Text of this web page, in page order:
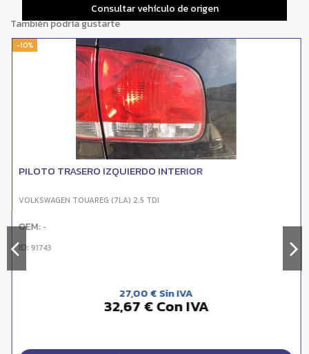
Consultar vehículo de origen
También podría gustarte
-10%
PILOTO TRASERO IZQUIERDO INTERIOR
VOLKSWAGEN TOUAREG (7LA) 2.5 TDI
OEM:-
ID:91743
27,00 € Sin IVA
32,67 € Con IVA